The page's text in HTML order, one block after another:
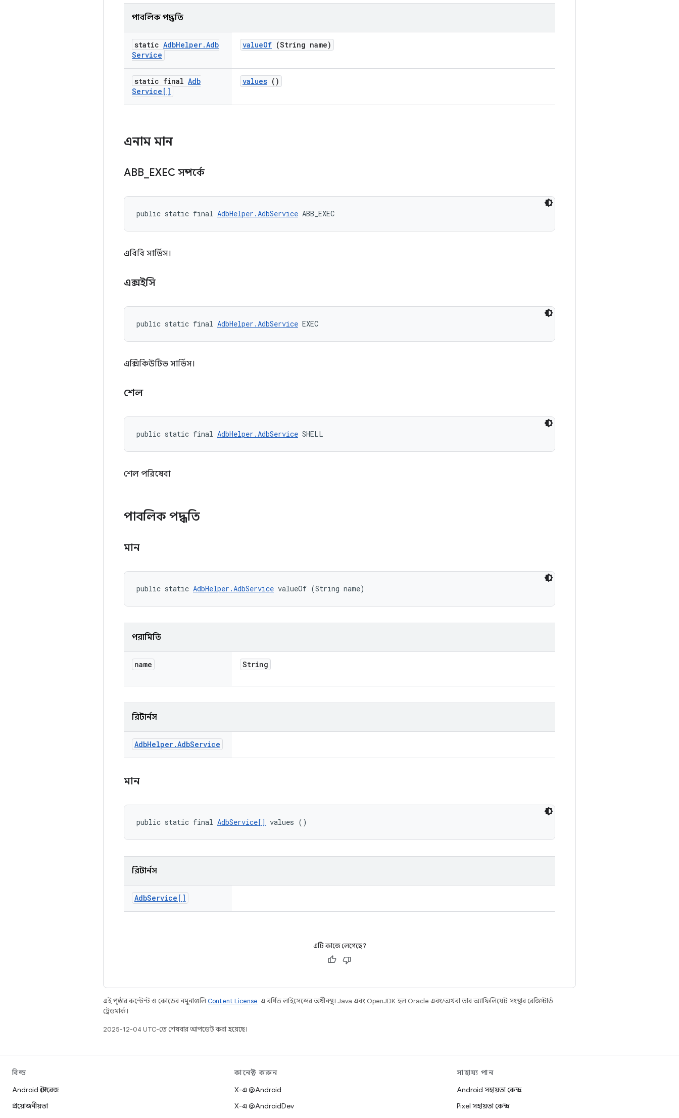
পাবলিক পদ্ধতি
static AdbHelper.Adb
Service
valueOf (String name)
static final Adb
Service[]
values ()
এনাম মান
ABB EXEC সম্পর্কে
public static final AdbHelper.AdbService ABB_EXEC
এবিবি সার্ভিস।
এক্সইসি
public static final AdbHelper.AdbService EXEC
এক্সিকিউটিভ সার্ভিস।
শেল
public static final AdbHelper.AdbService SHELL
শেল পরিষেবা
পাবলিক পদ্ধতি
মান
public static AdbHelper.AdbService valueOf (String name)
পরামিতি
name String
রিটার্নস
AdbHelper.AdbService
মান
public static final AdbService[] values ()
রিটার্নস
AdbService[]
এটি কাজে লেগেছে?
এই পৃষ্ঠার কন্টেন্ট ও কোডের নমুনাগুলিContent License-এ বর্ণিত লাইসেন্সের অধীনস্থ। Java এবং OpenJDK হল Oracle এবং/অথবা তার অ্যাফিলিয়েট সংস্থার রেজিস্টার্ড
ট্রেডমার্ক।
2025-12-04 UTC-তে শেষবার আপডেট করা হয়েছে।
বিল্ড
Android স্টোরেজ
প্রয়োজনীয়তা
কানেক্ট করুন
X-এ @Android
X-এ @AndroidDev
সাহায্য পান
Android সহায়তা কেন্দ্র
Pixel সহায়তা কেন্দ্র